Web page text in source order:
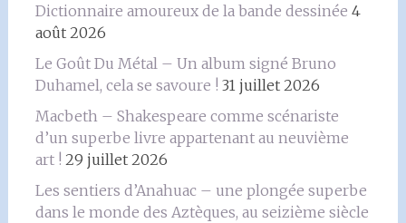
Dictionnaire amoureux de la bande dessinée 4
août 2026
Le Goût Du Métal – Un album signé Bruno
Duhamel, cela se savoure ! 31 juillet 2026
Macbeth – Shakespeare comme scénariste
d’un superbe livre appartenant au neuvième
art ! 29 juillet 2026
Les sentiers d’Anahuac – une plongée superbe
dans le monde des Aztèques, au seizième siècle